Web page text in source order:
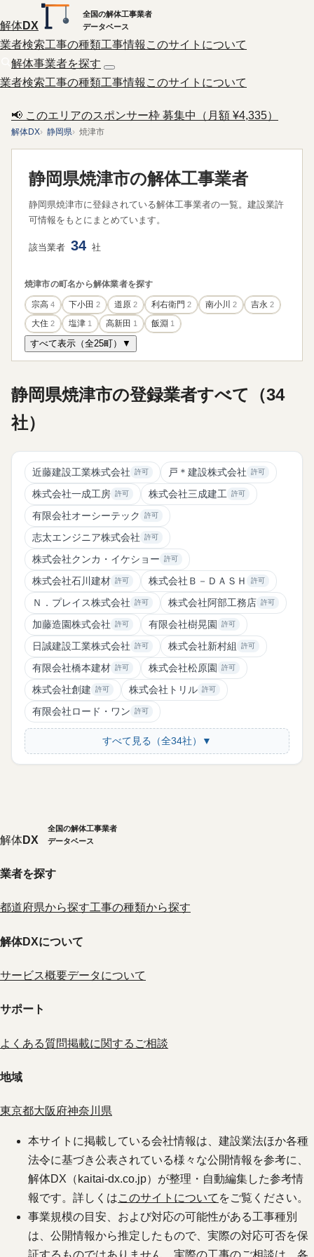
解体DX
全国の解体工事業者
データベース
業者検索工事の種類工事情報 このサイトについて
解体事業者を探す
業者検索工事の種類工事情報 このサイトについて
📢 このエリアのスポンサー枠 募集中（月額 ¥4,335）
解体DX 静岡県 焼津市
静岡県焼津市の解体工事業者
静岡県焼津市に登録されている解体工事業者の一覧。建設業許
可情報をもとにまとめています。
該当業者 34 社
焼津市の町名から解体業者を探す
宗高 4 下小田 2 道原 2 利右衛門 2 南小川 2 吉永 2
大住 2 塩津 1 高新田 1 飯淵 1
すべて表示（全25町）▼
静岡県焼津市の登録業者すべて（34
社）
近藤建設工業株式会社 許可 戸＊建設株式会社 許可
株式会社一成工房 許可 株式会社三成建工 許可
有限会社オーシーテック 許可
志太エンジニア株式会社 許可
株式会社クンカ・イケショー 許可
株式会社石川建材 許可 株式会社Ｂ－ＤＡＳＨ 許可
Ｎ．プレイス株式会社 許可 株式会社阿部工務店 許可
加藤造園株式会社 許可 有限会社樹晃園 許可
日誠建設工業株式会社 許可 株式会社新村組 許可
有限会社橋本建材 許可 株式会社松原園 許可
株式会社創建 許可 株式会社トリル 許可
有限会社ロード・ワン 許可
すべて見る（全34社）▼
解体DX
全国の解体工事業者
データベース
業者を探す
都道府県から探す工事の種類から探す
解体DXについて
サービス概要データについて
サポート
よくある質問掲載に関するご相談
地域
東京都大阪府神奈川県
本サイトに掲載している会社情報は、建設業法ほか各種
法令に基づき公表されている様々な公開情報を参考に、
解体DX（kaitai-dx.co.jp）が整理・自動編集した参考情
報です。詳しくはこのサイトについて をご覧ください。
事業規模の目安、および対応の可能性がある工事種別
は、公開情報から推定したもので、実際の対応可否を保
証するものではありません。実際の工事のご相談は、各